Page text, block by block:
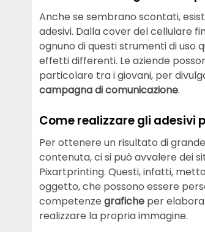
Anche se sembrano scontati,
adesivi. Dalla cover del cellulare
ognuno di questi strumenti di uso
effetti differenti. Le aziende
particolare tra i giovani, per
campagna di comunicazione.
Come realizzare gli adesivi
Per ottenere un risultato di
contenuta, ci si può avvalere dei
Pixartprinting. Questi, infatti,
oggetto, che possono essere
competenze grafiche per
realizzare la propria immagine.